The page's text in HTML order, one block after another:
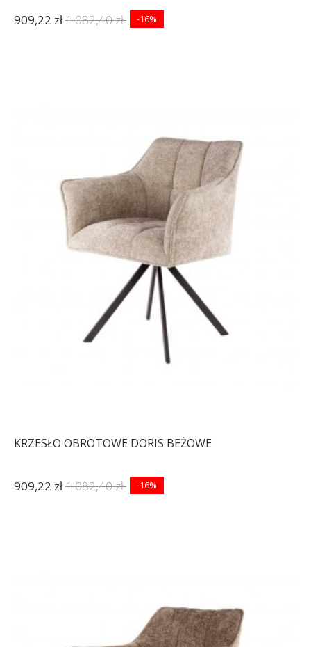
909,22 zł1 082,40 zł -16%
KRZESŁO OBROTOWE DORIS BEŻOWE
909,22 zł1 082,40 zł -16%